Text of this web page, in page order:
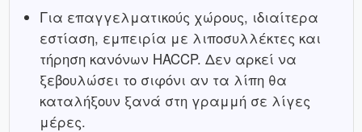
Για επαγγελματικούς χώρους, ιδιαίτερα
εστίαση, εμπειρία με λιποσυλλέκτες και
τήρηση κανόνων HACCP. Δεν αρκεί να
ξεβουλώσει το σιφόνι αν τα λίπη θα
καταλήξουν ξανά στη γραμμή σε λίγες
μέρες.